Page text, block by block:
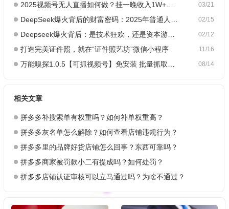
03/21
2025视频号无人直播如何做？挂一晚收入1W+，这份教程，小白可做~
02/15
DeepSeek爆火背后的财富密码：2025年普通人如何抓住AI创业风口？
02/12
Deepseek爆火背后：是技术狂欢，还是资本游戏？
11/16
打造完美证件照，就在“证件照艺坊”微信小程序
08/14
万能嗅探1.0.5【可抓视频号】免安装 批量抓取媒体文件
相关文章
拼多多补搜索单有权重吗？如何补单权重高？
拼多多灰名单怎么解除？如何查看店铺违规行为？
拼多多里的品牌好货店铺怎么回事？东西可靠吗？
拼多多商家被罚款小二有提成吗？如何处罚？
拼多多店铺认证审核可以立马通过吗？为啥不通过？